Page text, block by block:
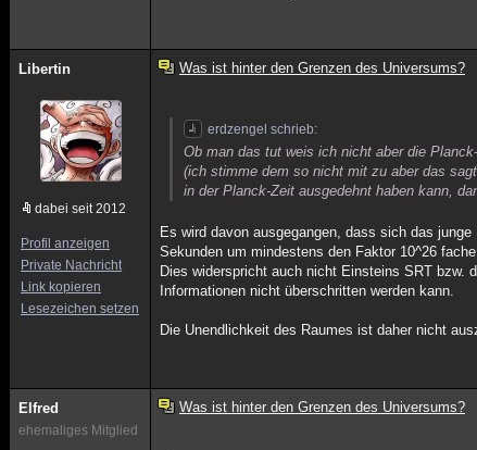
Libertin
dabei seit 2012
Profil anzeigen
Private Nachricht
Link kopieren
Lesezeichen setzen
Was ist hinter den Grenzen des Universums?
erdzengel schrieb:
Ob man das tut weis ich nicht aber die
(ich stimme dem so nicht mit zu aber das
in der Planck-Zeit ausgedehnt haben kann,
Es wird davon ausgegangen, dass sich das
Sekunden um mindestens den Faktor 10^26
Dies widerspricht auch nicht Einsteins SRT bzw.
Informationen nicht überschritten werden kann.
Die Unendlichkeit des Raumes ist daher nicht
Elfred
ehemaliges Mitglied
Was ist hinter den Grenzen des Universums?